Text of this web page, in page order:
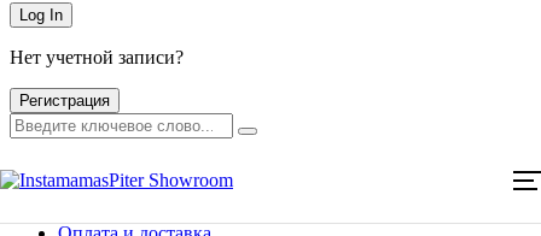
Нет учетной записи?
Регистрация
Мероприятия
Каталог товаров